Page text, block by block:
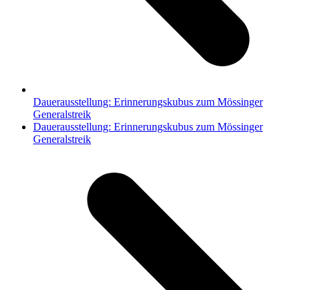
Dauerausstellung: Erinnerungskubus zum Mössinger
Generalstreik
Nächster
Beitrag:
Dauerausstellung: Erinnerungskubus zum Mössinger
Generalstreik